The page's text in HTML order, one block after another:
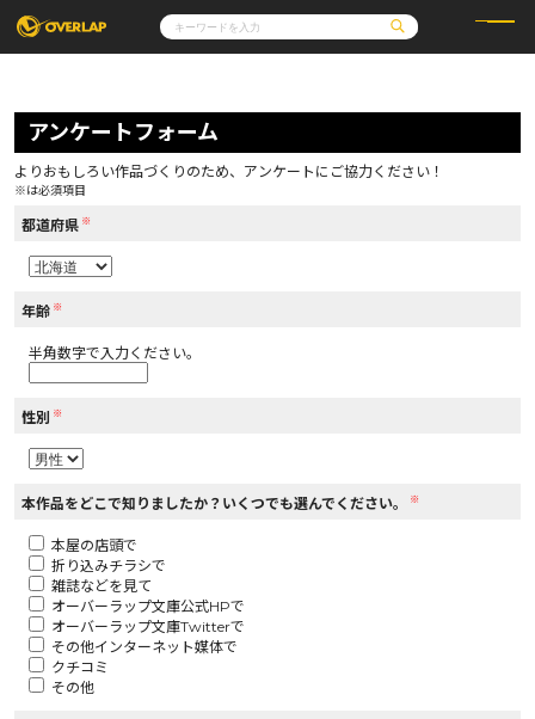
コミック
コミックガルド
コミッククリエ
LiQulle
ラブパルフェ
ライトノベル
ロサージュノベルス
その他
コミックエッセイ
通販・NEWS
OVERLAP STORE
アクセス
オーバーラップホールディングス
アンケートフォーム
よりおもしろい作品づくりのため、アンケートにご協力ください！
※は必須項目
都道府県 ※
年齢 ※
半角数字で入力ください。
性別 ※
本作品をどこで知りましたか？いくつでも選んでください。 ※
本屋の店頭で
折り込みチラシで
雑誌などを見て
オーバーラップ文庫公式HPで
オーバーラップ文庫Twitterで
その他インターネット媒体で
クチコミ
その他